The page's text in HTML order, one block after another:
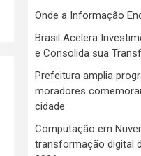
Onde a Informação
Brasil Acelera
e Consolida sua
Prefeitura amplia
moradores
cidade
Computação em
transformação digital